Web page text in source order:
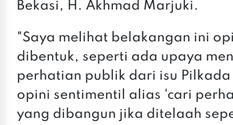
Bekasi, H. Akhmad Marjuki.
"Saya melihat belakangan ini
dibentuk, seperti ada upaya
perhatian publik dari isu
opini sentimentil alias 'cari
yang dibangun jika ditelaah